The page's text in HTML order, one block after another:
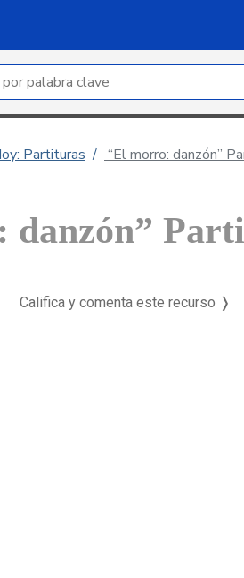
búsqueda por palabra clave
Partituras “El morro: danzón”
danzón”
Califica y comenta este recurso ❭